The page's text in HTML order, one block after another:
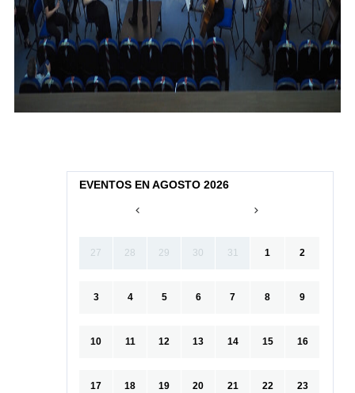
EVENTOS EN AGOSTO 2026
27 28 29 30 31 1 2
3 4 5 6 7 8 9
10 11 12 13 14 15 16
17 18 19 20 21 22 23